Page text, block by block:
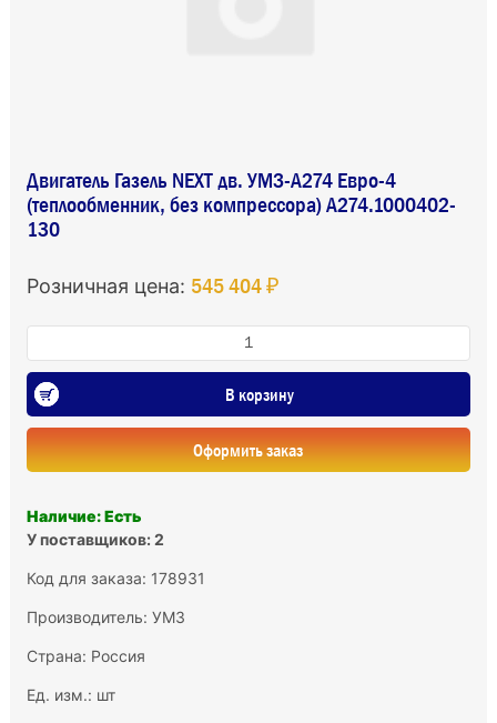
Двигатель Газель NEXT дв. УМЗ-А274 Евро-4
(теплообменник, без компрессора) A274.1000402-
130
Розничная цена: 545 404 ₽
В корзину
Оформить заказ
Наличие: Есть
У поставщиков: 2
Код для заказа: 178931
Производитель: УМЗ
Страна: Россия
Ед. изм.: шт